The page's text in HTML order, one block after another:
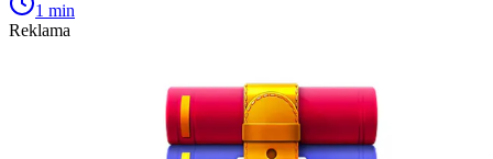
1 min
Reklama